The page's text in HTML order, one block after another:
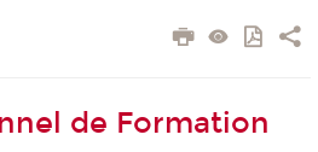
de Formation